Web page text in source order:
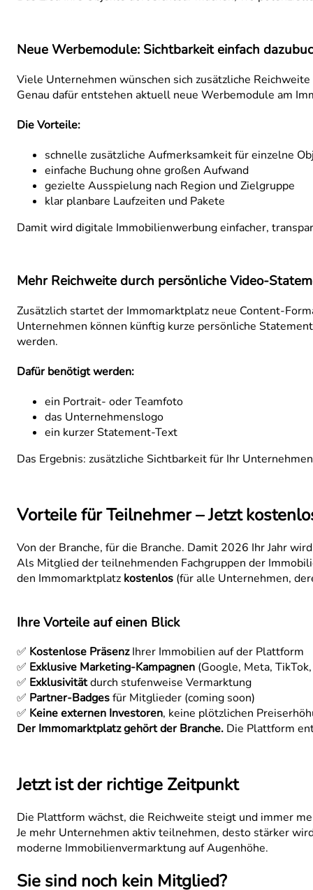
Neue Werbemodule: Sichtbarkeit einfach
Viele Unternehmen wünschen sich zusätzliche
Genau dafür entstehen aktuell neue Werbemodule am
Die Vorteile:
schnelle zusätzliche Aufmerksamkeit für einzelne
einfache Buchung ohne großen Aufwand
gezielte Ausspielung nach Region und Zielgruppe
klar planbare Laufzeiten und Pakete
Damit wird digitale Immobilienwerbung einfacher,
Mehr Reichweite durch persönliche Video-
Zusätzlich startet der Immomarktplatz neue Content-
Unternehmen können künftig kurze persönliche
werden.
Dafür benötigt werden:
ein Portrait- oder Teamfoto
das Unternehmenslogo
ein kurzer Statement-Text
Das Ergebnis: zusätzliche Sichtbarkeit für Ihr
Vorteile für Teilnehmer – Jetzt
Von der Branche, für die Branche. Damit 2026 Ihr Jahr
Als Mitglied der teilnehmenden Fachgruppen der
den Immomarktplatz kostenlos (für alle Unternehmen,
Ihre Vorteile auf einen Blick
✅ Kostenlose PräsenzIhrer Immobilien auf der Plattform
✅ Exklusive Marketing-Kampagnen (Google, Meta,
✅ Exklusivitätdurch stufenweise Vermarktung
✅ Partner-Badgesfür Mitglieder (coming soon)
✅ Keine externen Investoren, keine plötzlichen
Der Immomarktplatz gehört der Branche. Die Plattform
Jetzt ist der richtige Zeitpunkt
Die Plattform wächst, die Reichweite steigt und immer
Je mehr Unternehmen aktiv teilnehmen, desto stärker
moderne Immobilienvermarktung auf Augenhöhe.
Sie sind noch kein Mitglied?